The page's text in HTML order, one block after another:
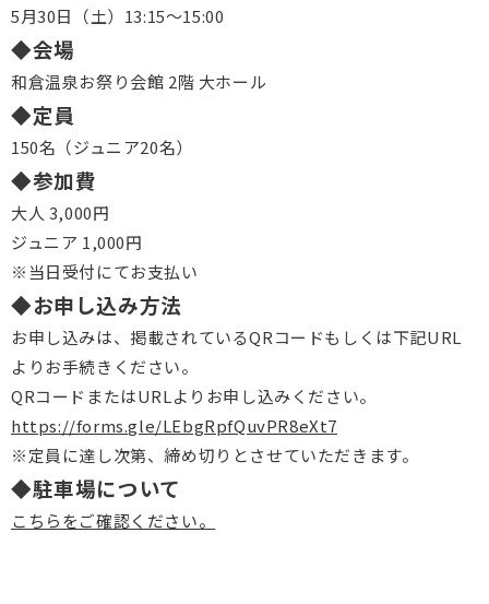
5月30日（土）13:15〜15:00
◆会場
和倉温泉お祭り会館 2階 大ホール
◆定員
150名（ジュニア20名）
◆参加費
大人 3,000円
ジュニア 1,000円
※当日受付にてお支払い
◆お申し込み方法
お申し込みは、掲載されているQRコードもしくは下記URL
よりお手続きください。
QRコードまたはURLよりお申し込みください。
https://forms.gle/LEbgRpfQuvPR8eXt7
※定員に達し次第、締め切りとさせていただきます。
◆駐車場について
こちらをご確認ください。